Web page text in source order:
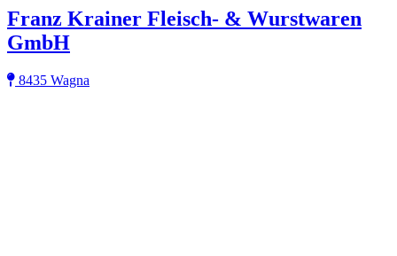
Franz Krainer Fleisch- & Wurstwaren
GmbH
8435 Wagna